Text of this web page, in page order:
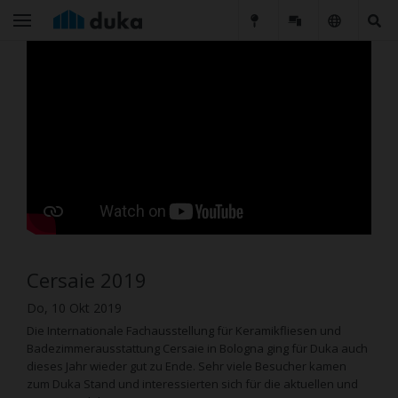
Cersaie 2019
Do, 10 Okt 2019
Die Internationale Fachausstellung für Keramikfliesen und
Badezimmerausstattung Cersaie in Bologna ging für Duka auch
dieses Jahr wieder gut zu Ende. Sehr viele Besucher kamen
zum Duka Stand und interessierten sich für die aktuellen und